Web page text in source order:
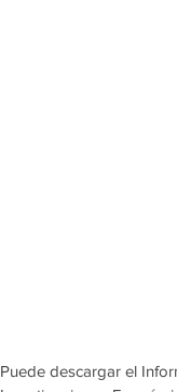
Puede descargar el